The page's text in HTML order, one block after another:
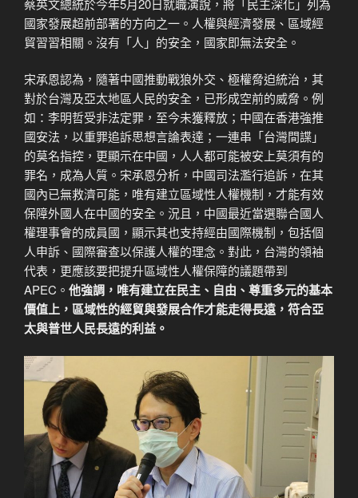
蔡英文總統於今年5月20日就職演說，將「民主深化」列為
國家發展超前部署的方向之一。人權與經濟發展、區域經
貿習習相關。沒有「人」的安全，國家即無法安全。
宋承恩認為，隨著中國推動戰狼外交、極權脅迫統治，其
對於台灣及亞太地區人民的安全，已形成空前的威脅。例
如：李明哲受非法定罪，至今未獲釋放；中國在香港強推
國安法，以重罪追訴思想言論表達；一連串「台灣間諜」
的莫名指控，更顯示在中國，人人都可能被安上莫須有的
罪名，成為人質。宋承恩分析，中國司法濫行追訴，在其
國內已無救濟可能，唯有建立區域性人權機制，才能有效
保障外國人在中國的安全。況且，中國最近當選聯合國人
權理事會的成員國，顯示其也支持經由國際機制，包括個
人申訴、國際審查以保護人權的理念。對此，台灣的領袖
代表，更應該要把提升區域性人權保障的議題帶到
APEC。 他強調，唯有建立在民主、自由、尊重多元的基本
價值上，區域性的經貿與發展合作才能走得長遠，符合亞
太與普世人民長遠的利益。